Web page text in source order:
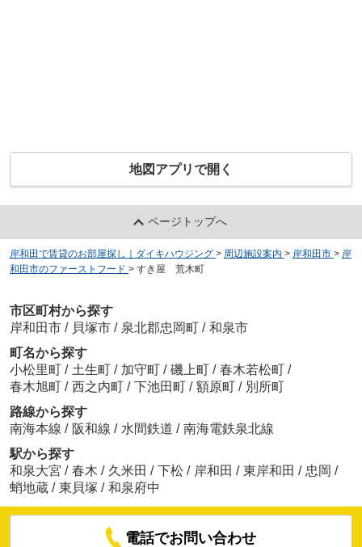
地図アプリで開く
ページトップへ
岸和田で賃貸のお部屋探し｜ダイキハウジング > 周辺施設案内 > 岸和田市 > 岸
和田市のファーストフード > すき屋 荒木町
市区町村から探す
岸和田市 / 貝塚市 / 泉北郡忠岡町 / 和泉市
町名から探す
小松里町 / 土生町 / 加守町 / 磯上町 / 春木若松町 /
春木旭町 / 西之内町 / 下池田町 / 額原町 / 別所町
路線から探す
南海本線 / 阪和線 / 水間鉄道 / 南海電鉄泉北線
駅から探す
和泉大宮 / 春木 / 久米田 / 下松 / 岸和田 / 東岸和田 / 忠岡 /
蛸地蔵 / 東貝塚 / 和泉府中
電話でお問い合わせ